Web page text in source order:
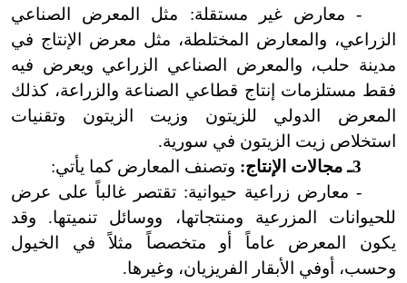
- معارض غير مستقلة: مثل المعرض الصناعي
الزراعي، والمعارض المختلطة، مثل معرض الإنتاج في
مدينة حلب، والمعرض الصناعي الزراعي ويعرض فيه
فقط مستلزمات إنتاج قطاعي الصناعة والزراعة، كذلك
المعرض الدولي للزيتون وزيت الزيتون وتقنيات
استخلاص زيت الزيتون في سورية.
3ـ مجالات الإنتاج:
وتصنف المعارض كما يأتي:
- معارض زراعية حيوانية: تقتصر غالباً على عرض
للحيوانات المزرعية ومنتجاتها، ووسائل تنميتها. وقد
يكون المعرض عاماً أو متخصصاً مثلاً في الخيول
وحسب، أوفي الأبقار الفريزيان، وغيرها.